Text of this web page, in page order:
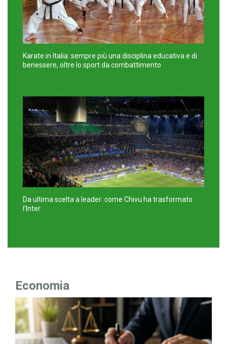
Karate in Italia: sempre più una disciplina educativa e di
benessere, oltre lo sport da combattimento
Da ultima scelta a leader: come Chivu ha trasformato
l’Inter
Economia